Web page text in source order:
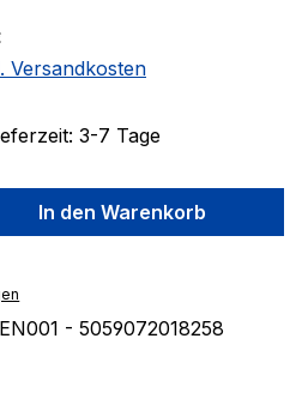
Versandkosten
3-7 Tage
Gib den
In den Warenkorb
- 5059072018258